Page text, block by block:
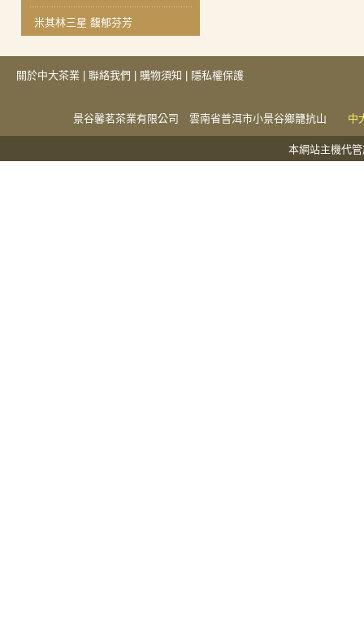
米其林三星 馥郁芬芳
關於中大茶業 聯絡我們 購物須知 隱私權保護
景谷馨茗茶業有限公司 雲南省普洱市小景谷鄉籠抗山 中
本網站主機代